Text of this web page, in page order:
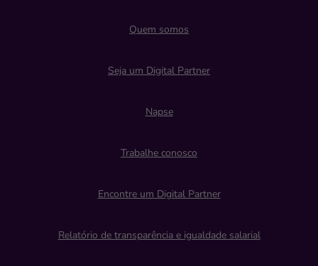
Quem somos
Seja um Digital Partner
Napse
Trabalhe conosco
Encontre um Digital Partner
Relatório de transparência e igualdade salarial